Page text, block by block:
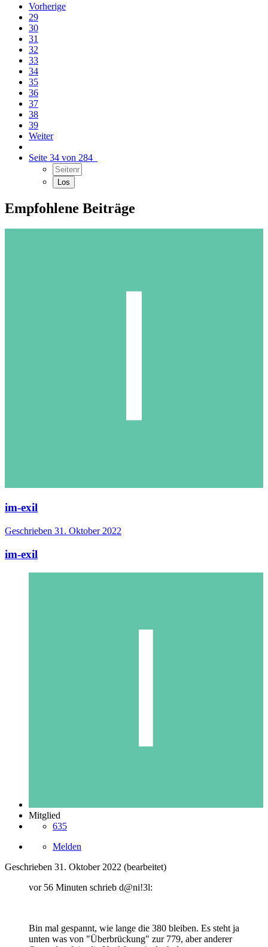
Vorherige
29
30
31
32
33
34
35
36
37
38
39
Weiter
Seite 34 von 284
Empfohlene Beiträge
im-exil
Geschrieben 31. Oktober 2022
im-exil
Mitglied
635
Melden
Geschrieben 31. Oktober 2022 (bearbeitet)
vor 56 Minuten schrieb d@ni!3l:
Bin mal gespannt, wie lange die 380 bleiben. Es steht ja
unten was von "Überbrückung" zur 779, aber anderer